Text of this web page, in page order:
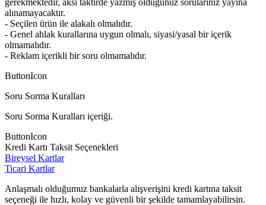
alınamayacaktır.
- Seçilen ürün ile alakalı olmalıdır.
- Genel ahlak kurallarına uygun olmalı, siyasi/yasal bir içerik
olmamalıdır.
- Reklam içerikli bir soru olmamalıdır.
ButtonIcon
Soru Sorma Kuralları
Soru Sorma Kuralları içeriği.
ButtonIcon
Kredi Kartı Taksit Seçenekleri
Bireysel Kartlar
Ticari Kartlar
Anlaşmalı olduğumuz bankalarla alışverişini kredi kartına taksit
seçeneği ile hızlı, kolay ve güvenli bir şekilde tamamlayabilirsin.